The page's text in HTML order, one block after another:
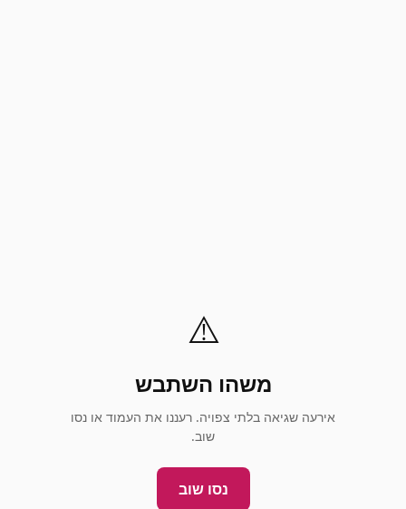
⚠️
משהו השתבש
אירעה שגיאה בלתי צפויה. רעננו את העמוד או נסו
שוב.
נסו שוב